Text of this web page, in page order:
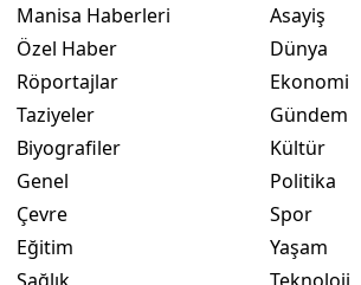
Manisa Haberleri
Özel Haber
Röportajlar
Taziyeler
Biyografiler
Genel
Çevre
Eğitim
Asayiş
Dünya
Ekonomi
Gündem
Kültür
Politika
Spor
Yaşam